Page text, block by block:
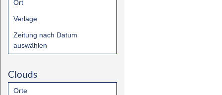
Ort
Verlage
Zeitung nach Datum
auswählen
Clouds
Orte